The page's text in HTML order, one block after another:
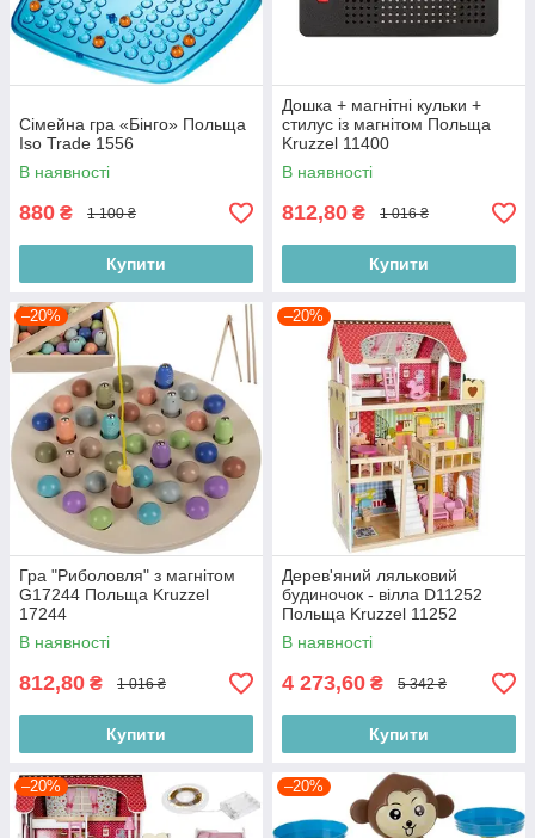
Сімейна гра «Бінго» Польща
Iso Trade 1556
В наявності
880 ₴ 1 100 ₴
Купити
Дошка + магнітні кульки +
стилус із магнітом Польща
Kruzzel 11400
В наявності
812,80 ₴ 1 016 ₴
Купити
–20%
Гра "Риболовля" з магнітом
G17244 Польща Kruzzel
17244
В наявності
812,80 ₴ 1 016 ₴
Купити
–20%
Дерев'яний ляльковий
будиночок - вілла D11252
Польща Kruzzel 11252
В наявності
4 273,60 ₴ 5 342 ₴
Купити
–20% –20%